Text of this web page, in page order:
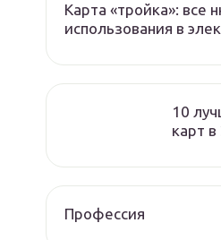
Карта «тройка»: все
использования в
10
карт
Профессия